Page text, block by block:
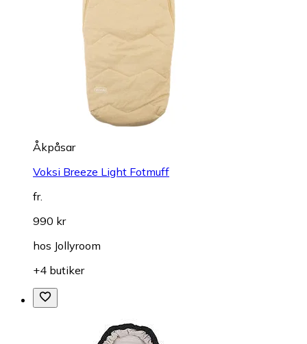
Åkpåsar
Voksi Breeze Light Fotmuff
fr.
990 kr
hos Jollyroom
+4 butiker